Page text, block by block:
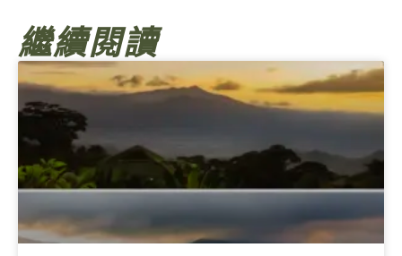
繼續閱讀